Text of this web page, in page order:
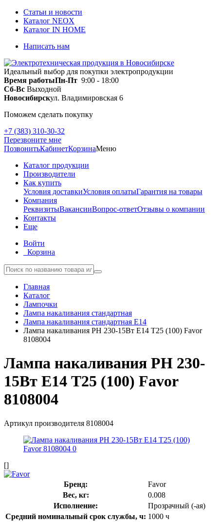
Статьи и новости
Каталог NEOX
Каталог IN HOME
Написать нам
Идеальный выбор для покупки электропродукции
Время работыПн-Пт 9:00 - 18:00
Сб-Вс Выходной
Новосибирскул. Владимировская 6
Поможем сделать покупку
+7 (383) 310-30-32
Перезвоните мне
ПозвонитьКабинетКорзинаМеню
Каталог продукции
Производители
Как купить
Условия доставкиУсловия оплатыГарантия на товары
Компания
РеквизитыВакансииВопрос-ответОтзывы о компании
Контакты
Еще
Войти
Корзина
Главная
Каталог
Лампочки
Лампа накаливания стандартная
Лампа накаливания стандартная E14
Лампа накаливания РН 230-15Вт E14 Т25 (100) Favor
8108004
Лампа накаливания РН 230-
15Вт E14 Т25 (100) Favor
8108004
Артикул производителя 8108004
[]
Бренд:
Favor
Вес, кг:
0.008
Исполнение:
Прозрачный (-ая)
Средний номинальный срок службы, ч: 1000 ч